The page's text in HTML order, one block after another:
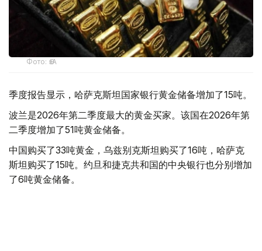
Фото: ӨзА
季度报告显示，哈萨克斯坦国家银行黄金储备增加了15吨。
波兰是2026年第二季度最大的黄金买家。该国在2026年第
二季度增加了51吨黄金储备。
中国购买了33吨黄金，乌兹别克斯坦购买了16吨，哈萨克
斯坦购买了15吨。约旦和捷克共和国的中央银行也分别增加
了6吨黄金储备。